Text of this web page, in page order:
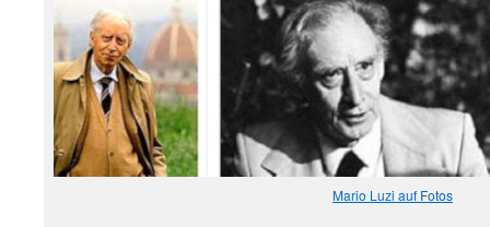
Mario Luzi auf Fotos